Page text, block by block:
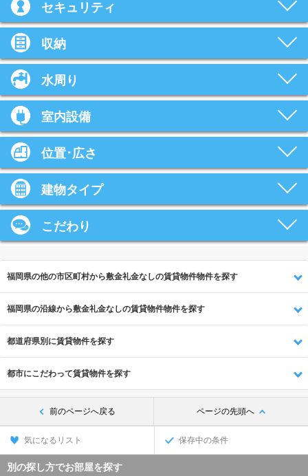
セキュリティ
収納
水周り
室内設備
位置･広さ
建物タイプ
こだわり
福岡県の他の市区町村から敷金礼金なしの賃貸物件物件を探す
福岡県の沿線から敷金礼金なしの賃貸物件物件を探す
都道府県別に賃貸物件を探す
都市にこだわって賃貸物件を探す
前のページへ戻る ページの先頭へ
気になるリスト 保存中の条件
別の探し方でお部屋を探す